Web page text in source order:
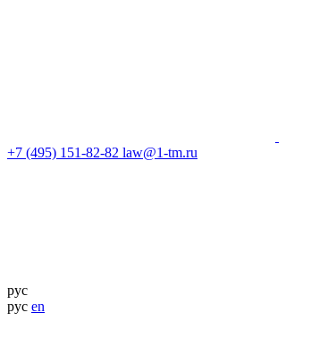
+7 (495) 151-82-82 law@1-tm.ru
рус
рус en